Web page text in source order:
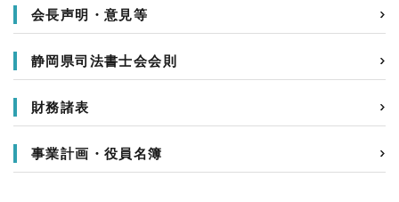
会長声明・意見等
静岡県司法書士会会則
財務諸表
事業計画・役員名簿